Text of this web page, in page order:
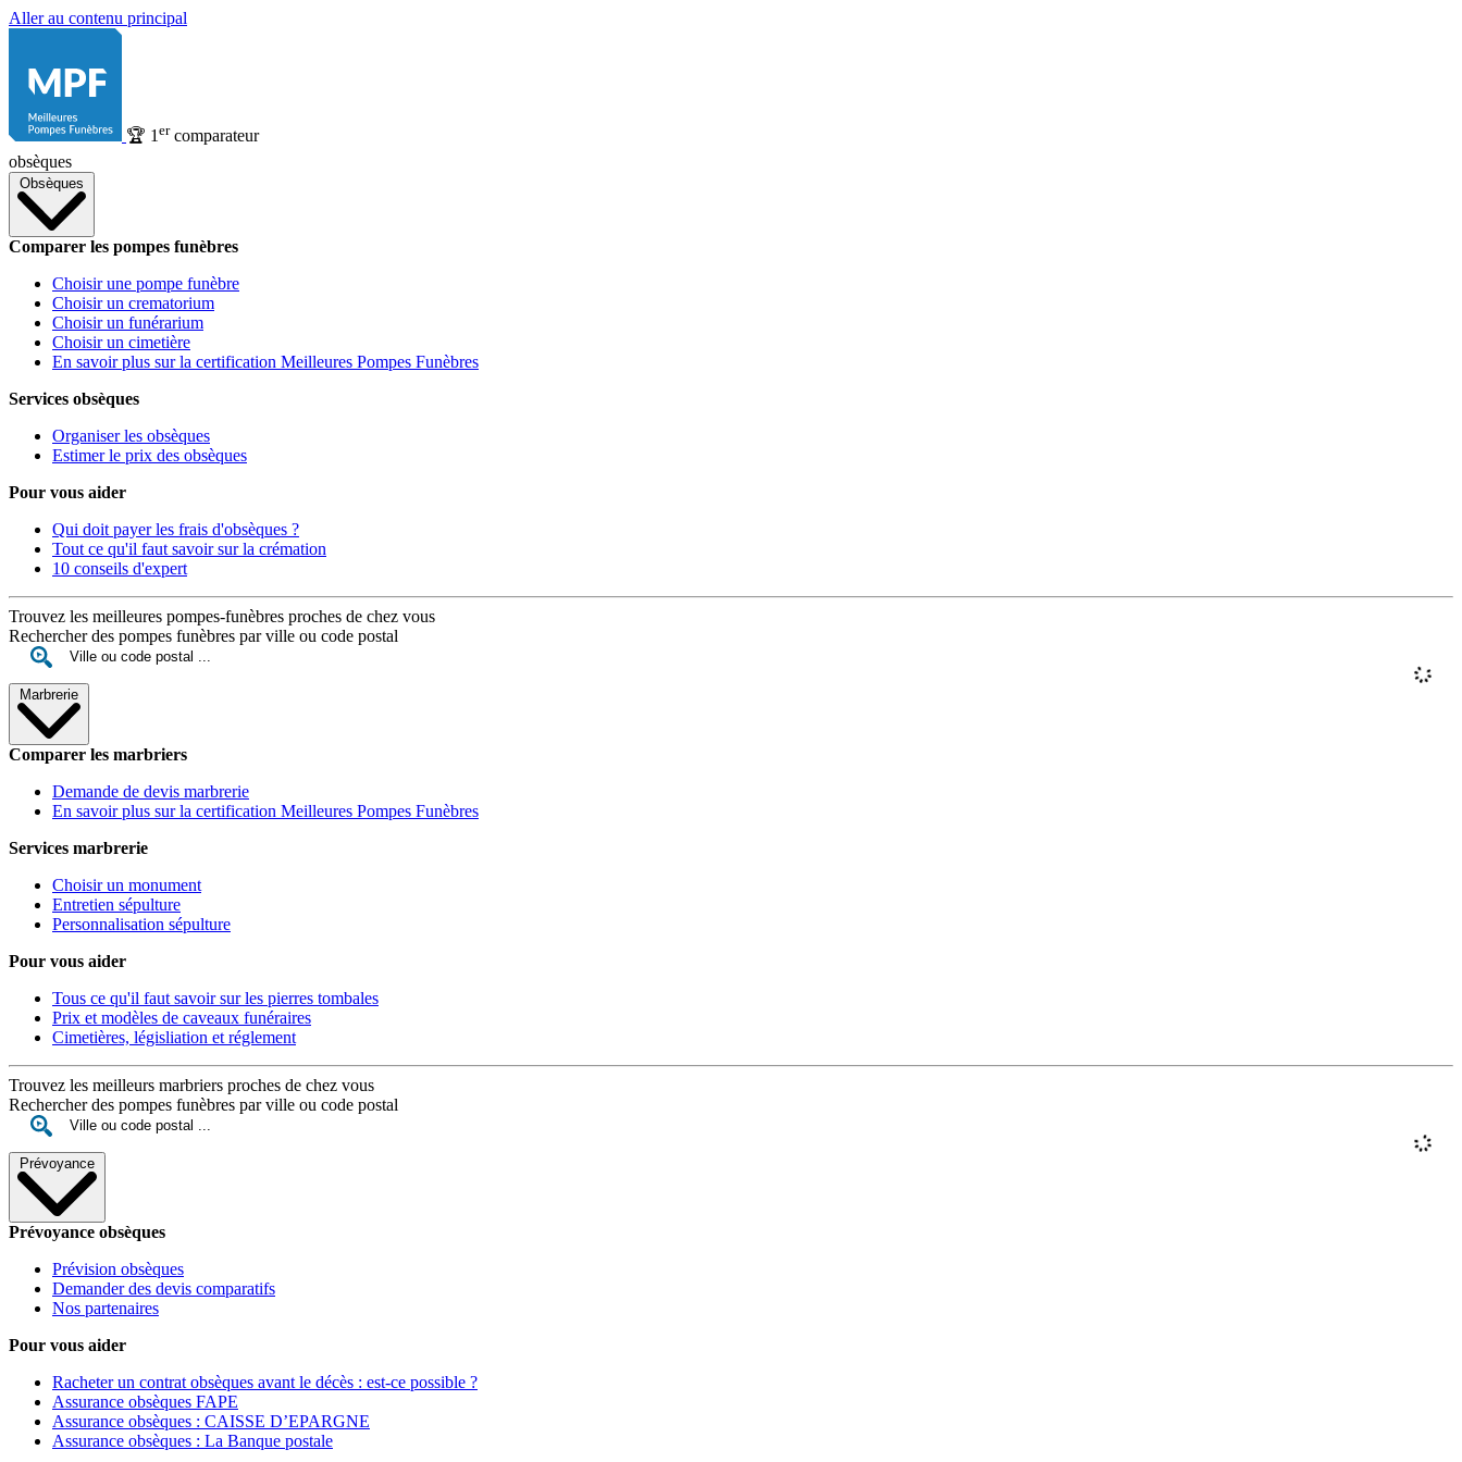
Aller au contenu principal
🏆 1 ercomparateur
obsèques
Obsèques
Comparer les pompes funèbres
Choisir une pompe funèbre
Choisir un crematorium
Choisir un funérarium
Choisir un cimetière
En savoir plus sur la certification Meilleures Pompes Funèbres
Services obsèques
Organiser les obsèques
Estimer le prix des obsèques
Pour vous aider
Qui doit payer les frais d'obsèques ?
Tout ce qu'il faut savoir sur la crémation
10 conseils d'expert
Trouvez les meilleures pompes-funèbres proches de chez vous
Rechercher des pompes funèbres par ville ou code postal
Marbrerie
Comparer les marbriers
Demande de devis marbrerie
En savoir plus sur la certification Meilleures Pompes Funèbres
Services marbrerie
Choisir un monument
Entretien sépulture
Personnalisation sépulture
Pour vous aider
Tous ce qu'il faut savoir sur les pierres tombales
Prix et modèles de caveaux funéraires
Cimetières, législiation et réglement
Trouvez les meilleurs marbriers proches de chez vous
Rechercher des pompes funèbres par ville ou code postal
Prévoyance
Prévoyance obsèques
Prévision obsèques
Demander des devis comparatifs
Nos partenaires
Pour vous aider
Racheter un contrat obsèques avant le décès : est-ce possible ?
Assurance obsèques FAPE
Assurance obsèques : CAISSE D’EPARGNE
Assurance obsèques : La Banque postale